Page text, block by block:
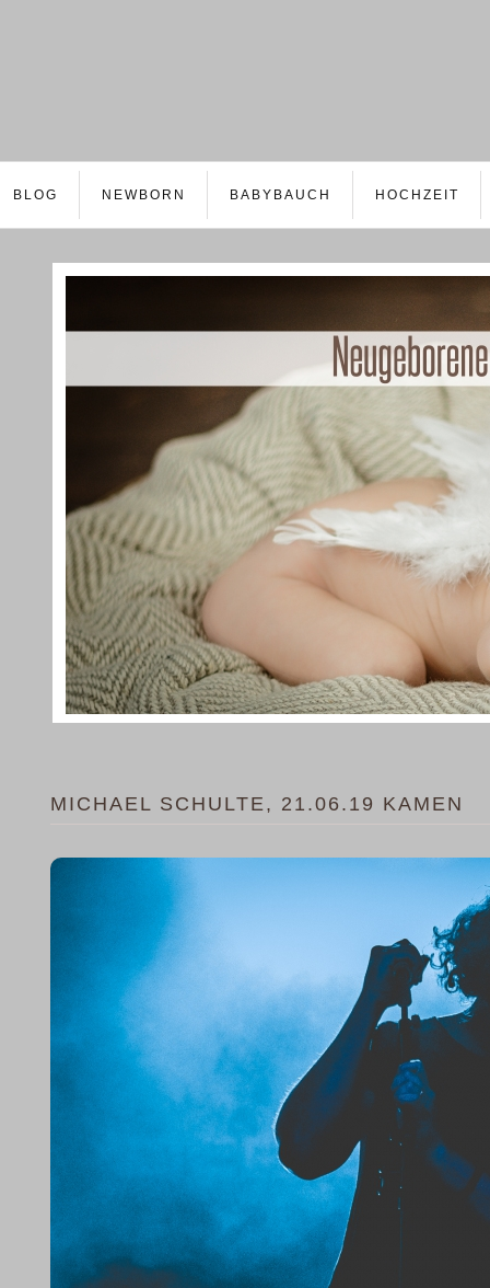
BLOG NEWBORN BABYBAUCH HOCHZEIT
MICHAEL SCHULTE, 21.06.19 KAMEN